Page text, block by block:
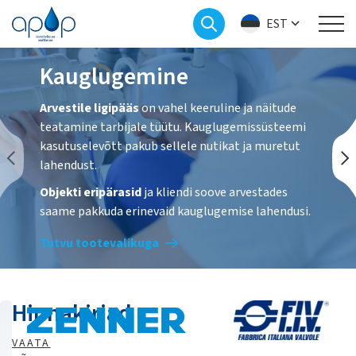
EST
Kauglugemine
Arvestile ligipääson vahel keeruline ja näitude
teatamine tarbijale tüütu. Kauglugemissüsteemi
kasutuselevõtt pakub sellele nutikat ja muretut
lahendust.
Objekti eripärasidja kliendi soove arvestades
saame pakkuda erinevaid kauglugemise lahendusi.
Tutvu tootevalikuga
LoRaWAN
Hinnakirjad
VAATA